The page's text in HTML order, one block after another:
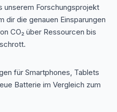
unserem Forschungsprojekt
dir die genauen Einsparungen
CO₂ über Ressourcen bis
für Smartphones, Tablets
Batterie im Vergleich zum